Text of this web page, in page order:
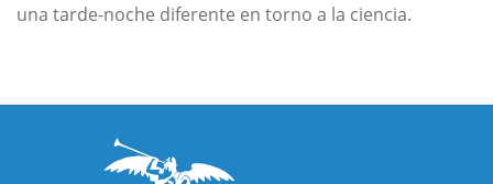
una tarde-noche diferente en torno a la ciencia.